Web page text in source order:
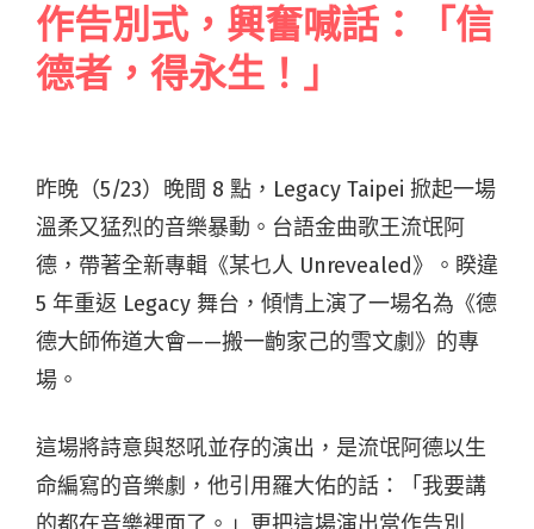
作告別式，興奮喊話：「信
德者，得永生！」
昨晚（5/23）晚間 8 點，Legacy Taipei 掀起一場
溫柔又猛烈的音樂暴動。台語金曲歌王流氓阿
德，帶著全新專輯《某乜人 Unrevealed》。睽違
5 年重返 Legacy 舞台，傾情上演了一場名為《德
德大師佈道大會——搬一齣家己的雪文劇》的專
場。
這場將詩意與怒吼並存的演出，是流氓阿德以生
命編寫的音樂劇，他引用羅大佑的話：「我要講